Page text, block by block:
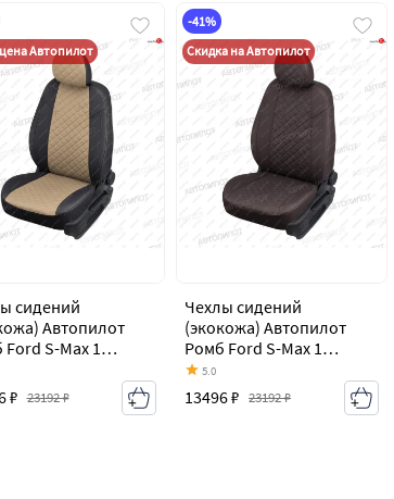
Автопилот
сидений
Автопилот
S-Max 1
(2006-
₽ 23192 ₽
-41%
Скидка на Автопилот
Чехлы сидений
(экокожа) Автопилот
Ромб Ford S-Max 1
дорестайлинг (2006-
2010)
5.0
13496 ₽ 23192 ₽